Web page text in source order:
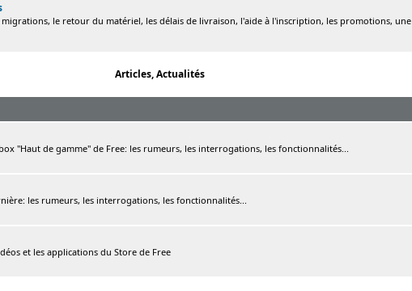
migrations, le retour du matériel, les délais de livraison, l'aide à l'inscription, les promotions, une
Articles, Actualités
"Haut de gamme" de Free: les rumeurs, les interrogations, les fonctionnalités...
les rumeurs, les interrogations, les fonctionnalités...
et les applications du Store de Free